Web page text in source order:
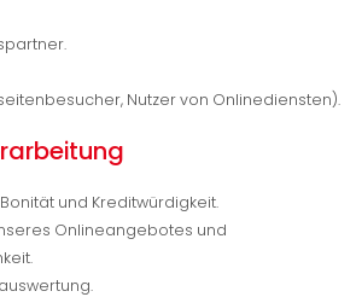
Nutzer von Onlinediensten).
und Kreditwürdigkeit.
Onlineangebotes und